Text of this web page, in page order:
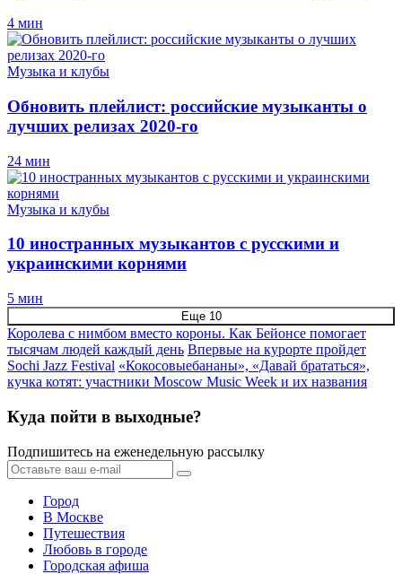
4 мин
Музыка и клубы
Обновить плейлист: российские музыканты о
лучших релизах 2020-го
24 мин
Музыка и клубы
10 иностранных музыкантов с русскими и
украинскими корнями
5 мин
Еще 10
Королева с нимбом вместо короны. Как Бейонсе помогает
тысячам людей каждый день Впервые на курорте пройдет
Sochi Jazz Festival «Кокосовыебананы», «Давай брататься»,
кучка котят: участники Moscow Music Week и их названия
Куда пойти в выходные?
Подпишитесь на еженедельную рассылку
Город
В Москве
Путешествия
Любовь в городе
Городская афиша